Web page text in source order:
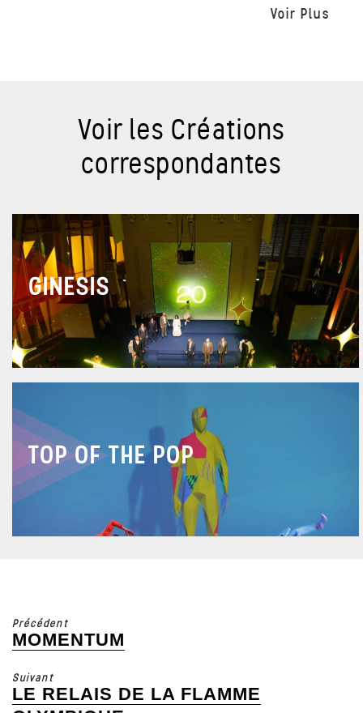
Voir Plus
Voir les Créations
correspondantes
GINESIS
TOP OF THE POP
Précédent
Article
:
MOMENTUM
Suivant
Article
LE RELAIS DE LA FLAMME